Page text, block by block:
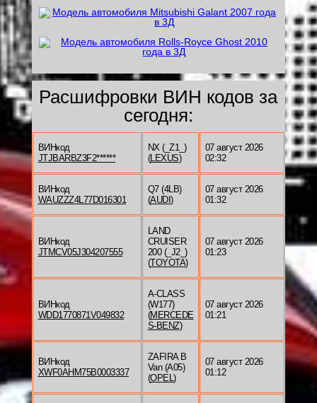
Расшифровки ВИН кодов за
сегодня:
ВИНкод
JTJBARBZ3F2******
NX (_Z1_)
(LEXUS)
07 август 2026
02:32
ВИНкод
WAUZZZ4L77D016301
Q7 (4LB)
(AUDI )
07 август 2026
01:32
ВИНкод
JTMCV05J304207555
LAND
CRUISER
200 (_J2_)
(TOYOTA)
07 август 2026
01:23
ВИНкод
WDD1770871V049832
A-CLASS
(W177)
(MERCEDE
S-BENZ)
07 август 2026
01:21
ВИНкод
XWF0AHM75B0003337
ZAFIRA B
Van (A05)
(OPEL)
07 август 2026
01:12